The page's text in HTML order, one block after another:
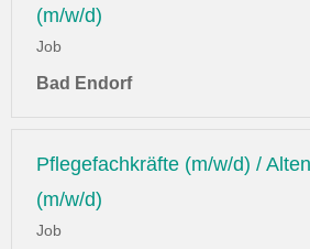
(m/w/d)
Job
Bad Endorf
Pflegefachkräfte (m/w/d) /
(m/w/d)
Job